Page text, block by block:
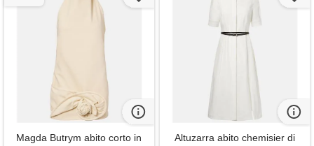
Magda Butrym abito corto in
Altuzarra abito chemisier di